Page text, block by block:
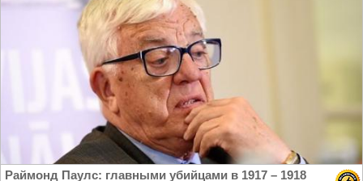
Раймонд Паулс: главными убийцами в 1917 – 1918